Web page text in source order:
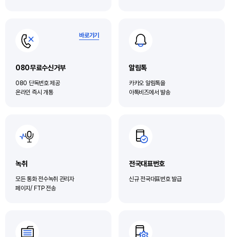
080무료수신거부
080 단독번호 제공
온라인 즉시 개통
바로가기
알림톡
카카오 알림톡을
아톡비즈에서 발송
녹취
모든 통화 전수녹취 관리자
페이지/ FTP 전송
전국대표번호
신규 전국대표번호 발급